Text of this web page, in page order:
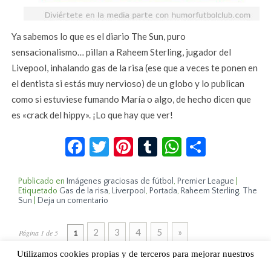
Ya sabemos lo que es el diario The Sun, puro
sensacionalismo… pillan a Raheem Sterling, jugador del
Livepool, inhalando gas de la risa (ese que a veces te ponen en
el dentista si estás muy nervioso) de un globo y lo publican
como si estuviese fumando María o algo, de hecho dicen que
es «crack del hippy». ¡Lo que hay que ver!
Facebook
Twitter
Pinterest
TumblrWhatsApp
Publicado en Imágenes graciosas de fútbol, Premier League
Etiquetado Gas de la risa, Liverpool, Portada, Raheem Sterling, The
Sun
Deja un comentario
Página 1 de 5 1 2 3 4 5 »
Utilizamos cookies propias y de terceros para mejorar nuestros